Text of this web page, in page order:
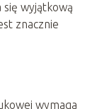
się wyjątkową
znacznie
wymaga